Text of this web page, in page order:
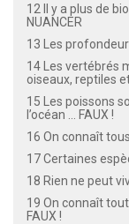
12 Il y a plus de
NUANCER
13 Les
14 Les vertébrés
oiseaux, reptiles
15 Les poissons
l’océan ... FAUX !
16 On connaît
17 Certaines
18 Rien ne peut
19 On connaît
FAUX !